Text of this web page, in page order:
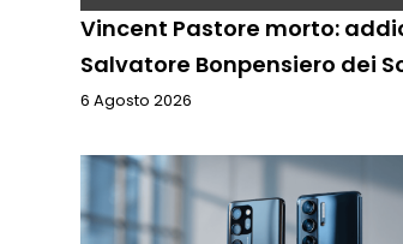
Vincent Pastore morto:
Salvatore Bonpensiero dei
6 Agosto 2026